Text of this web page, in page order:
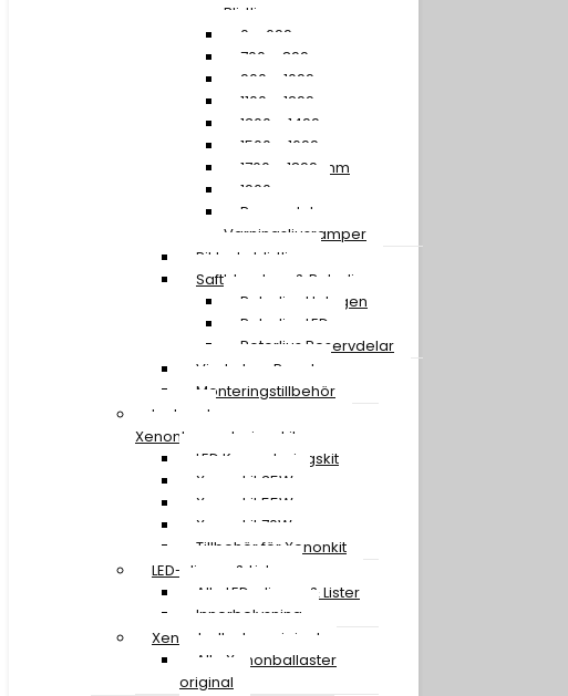
Blixtljusramper
0 – 699 mm
700 – 899 mm
900 – 1099 mm
1100 – 1299 mm
1300 – 1499 mm
1500 – 1699 mm
1700 – 1899 mm
1900 mm »
Reservdelar
Varningsljusramper
Riktade blixtljus
Saftblandare & Rotorljus
Rotorljus Halogen
Rotorljus LED
Rotorljus Reservdelar
Vindruta – Panel
Monteringstillbehör
Led- och
Xenonkonverteringskit
LED Konverteringskit
Xenonkit 35W
Xenonkit 55W
Xenonkit 70W
Tillbehör för Xenonkit
LED-slingor & Lister
Alla LED-slingor & Lister
Innerbelysning
Xenonballaster original
Alla Xenonballaster
original